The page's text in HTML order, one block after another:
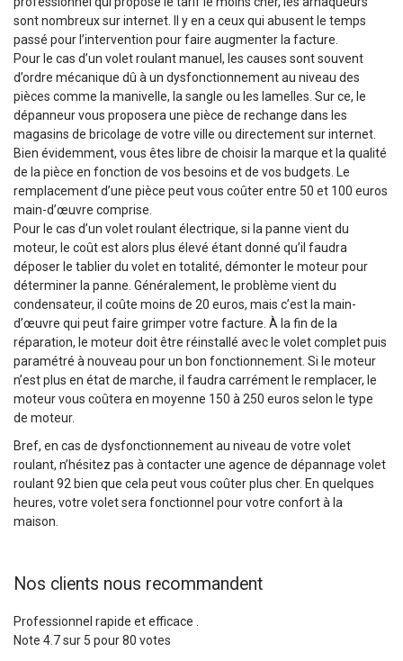
sont nombreux sur internet. Il y en a ceux qui abusent le temps
passé pour l’intervention pour faire augmenter la facture.
Pour le cas d’un volet roulant manuel, les causes sont souvent
d’ordre mécanique dû à un dysfonctionnement au niveau des
pièces comme la manivelle, la sangle ou les lamelles. Sur ce, le
dépanneur vous proposera une pièce de rechange dans les
magasins de bricolage de votre ville ou directement sur internet.
Bien évidemment, vous êtes libre de choisir la marque et la qualité
de la pièce en fonction de vos besoins et de vos budgets. Le
remplacement d’une pièce peut vous coûter entre 50 et 100 euros
main-d’œuvre comprise.
Pour le cas d’un volet roulant électrique, si la panne vient du
moteur, le coût est alors plus élevé étant donné qu’il faudra
déposer le tablier du volet en totalité, démonter le moteur pour
déterminer la panne. Généralement, le problème vient du
condensateur, il coûte moins de 20 euros, mais c’est la main-
d’œuvre qui peut faire grimper votre facture. À la fin de la
réparation, le moteur doit être réinstallé avec le volet complet puis
paramétré à nouveau pour un bon fonctionnement. Si le moteur
n’est plus en état de marche, il faudra carrément le remplacer, le
moteur vous coûtera en moyenne 150 à 250 euros selon le type
de moteur.
Bref, en cas de dysfonctionnement au niveau de votre volet
roulant, n’hésitez pas à contacter une agence de dépannage volet
roulant 92 bien que cela peut vous coûter plus cher. En quelques
heures, votre volet sera fonctionnel pour votre confort à la
maison.
Nos clients nous recommandent
Professionnel rapide et efficace .
Note 4.7sur 5 pour80 votes